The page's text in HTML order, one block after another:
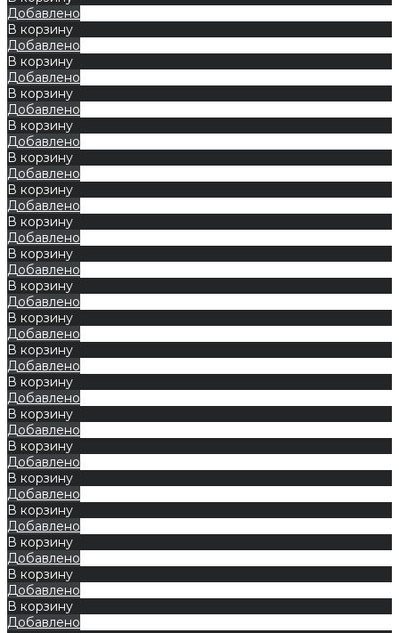
Добавлено
В корзину
Добавлено
В корзину
Добавлено
В корзину
Добавлено
В корзину
Добавлено
В корзину
Добавлено
В корзину
Добавлено
В корзину
Добавлено
В корзину
Добавлено
В корзину
Добавлено
В корзину
Добавлено
В корзину
Добавлено
В корзину
Добавлено
В корзину
Добавлено
В корзину
Добавлено
В корзину
Добавлено
В корзину
Добавлено
В корзину
Добавлено
В корзину
Добавлено
В корзину
Добавлено